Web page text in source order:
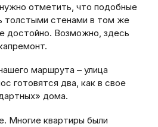
отметить, что подобные
толстыми стенами в том же
достойно. Возможно, здесь
маршрута – улица
готовятся два, как в свое
дома.
Многие квартиры были